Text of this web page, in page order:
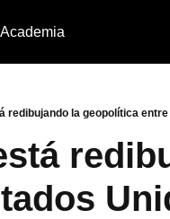
Academia
redibujando la geopolítica